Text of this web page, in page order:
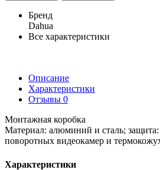
Бренд
Dahua
Все характеристики
Описание
Характеристики
Отзывы 0
Монтажная коробка
Материал: алюминий и сталь;
поворотных видеокамер и
Характеристики